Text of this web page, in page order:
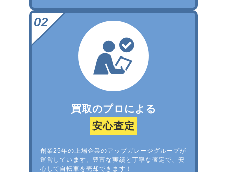
買取のプロによる
安心査定
創業25年の上場企業のアップガレージグループが
運営しています。豊富な実績と丁寧な査定で、安
心して自転車を売却できます！